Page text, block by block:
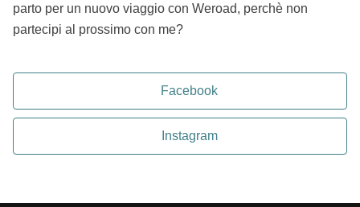
parto per un nuovo viaggio con Weroad, perchè non
partecipi al prossimo con me?
Facebook
Instagram